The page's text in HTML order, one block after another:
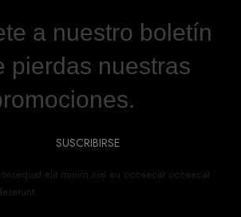
a nuestro boletín
pierdas nuestras
elit minim nisi eu occaecat occaecat